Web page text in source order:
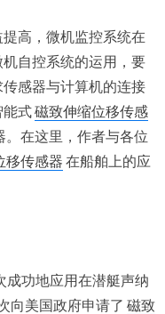
高，微机监控系统在
自控系统的运用，要
感器与计算机的连接
能式磁致伸缩位移传感
。在这里，作者与各位
移传感器 在船舶上的应
功地应用在潜艇声纳
向美国政府申请了 磁致